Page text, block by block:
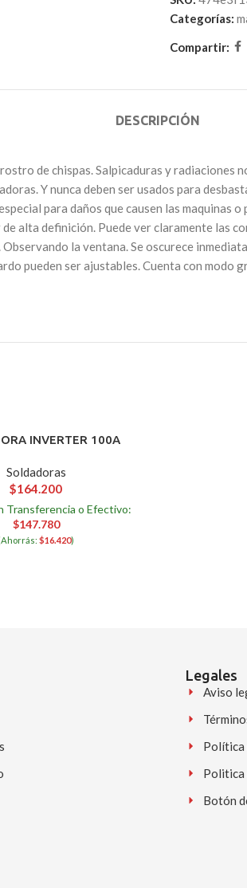
Categorías:
Compartir:
DESCRIPCIÓN
de chispas. Salpicaduras y
Y nunca deben ser usados para
para daños que causen las maquinas
alta definición. Puede ver claramente las
la ventana. Se oscurece
pueden ser ajustables. Cuenta con modo
INVERTER 100A
Soldadoras
$164.200
Transferencia o Efectivo:
$147.780
$16.420)
Legales
Aviso
Política
Politica
Botón